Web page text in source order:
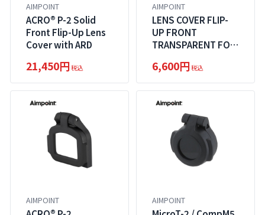
AIMPOINT
ACRO® P-2 Solid
Front Flip-Up Lens
Cover with ARD
21,450円税込
AIMPOINT
LENS COVER FLIP-
UP FRONT
TRANSPARENT FOR
6,600円税込
AIMPOINT AIMPOINT